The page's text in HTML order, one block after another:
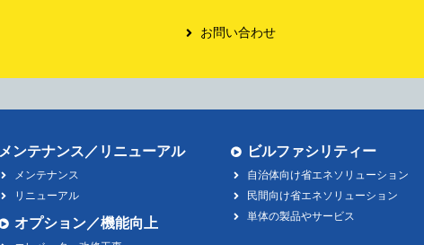
お問い合わせ
メンテナンス／リニューアル
メンテナンス
リニューアル
オプション／機能向上
ビルファシリティー
自治体向け省エネソリューション
民間向け省エネソリューション
単体の製品やサービス